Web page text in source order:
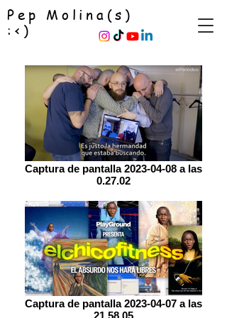
Pep Molina(s)
:<)
Captura de pantalla 2023-04-08 a las
0.27.02
Captura de pantalla 2023-04-07 a las
21.58.05